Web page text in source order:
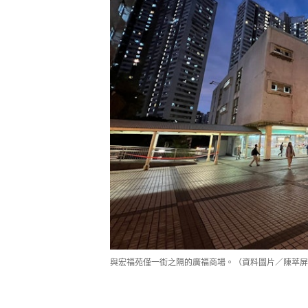
與宏福苑僅一街之隔的廣福商場。（資料圖片／陳萃